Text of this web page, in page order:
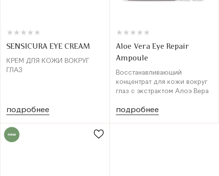
★
★ ★
★ ★
★ ★
★ ★
★
SENSICURA EYE CREAM
КРЕМ ДЛЯ КОЖИ ВОКРУГ
ГЛАЗ
подробнее
★
★ ★
★ ★
★ ★
★ ★
★
Aloe Vera Eye Repair
Ampoule
Восстанавливающий
концентрат для кожи вокруг
глаз с экстрактом Алоэ Вера
подробнее